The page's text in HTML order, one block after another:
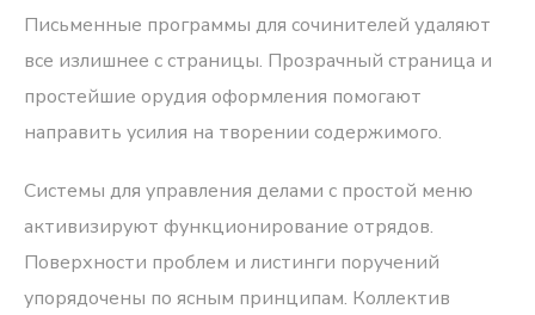
Письменные программы для сочинителей удаляют
все излишнее с страницы. Прозрачный страница и
простейшие орудия оформления помогают
направить усилия на творении содержимого.
Системы для управления делами с простой меню
активизируют функционирование отрядов.
Поверхности проблем и листинги поручений
упорядочены по ясным принципам. Коллектив